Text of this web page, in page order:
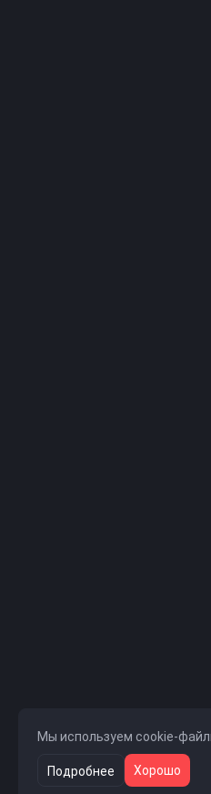
Мы используем cookie-
Подробнее Хорошо